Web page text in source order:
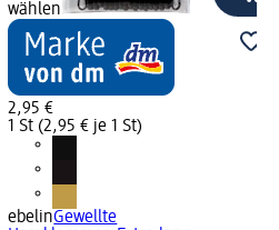
wählen
2,95 €
1 St (2,95 € je 1 St)
ebelinGewellte